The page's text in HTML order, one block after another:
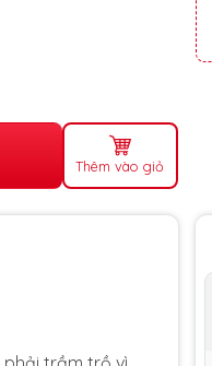
Thêm vào giỏ